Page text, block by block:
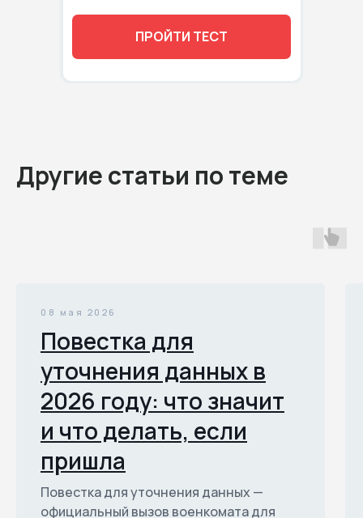
ПРОЙТИ ТЕСТ
Другие статьи по теме
08 мая 2026
Повестка для
уточнения данных в
2026 году: что значит
и что делать, если
пришла
Повестка для уточнения данных —
официальный вызов военкомата для